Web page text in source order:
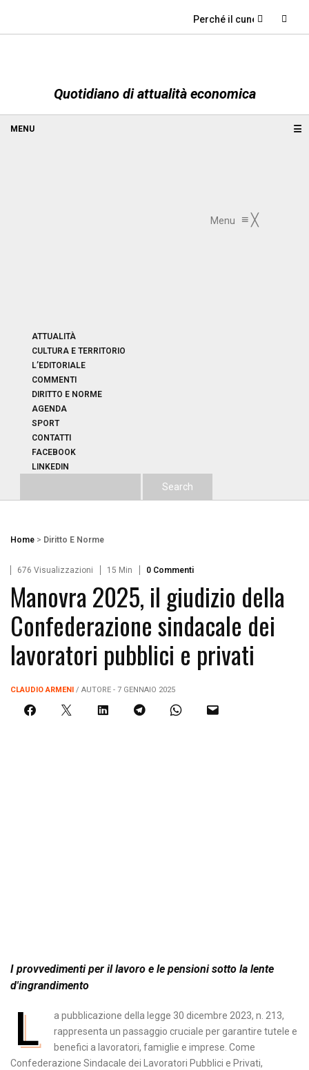
Perché il cuneo fiscale
Quotidiano di attualità economica
Menu ≡ ╳
ATTUALITÀ
CULTURA E TERRITORIO
L’EDITORIALE
COMMENTI
DIRITTO E NORME
AGENDA
SPORT
CONTATTI
FACEBOOK
LINKEDIN
☰
Home > Diritto E Norme
676 Visualizzazioni 15 Min 0 Commenti
Manovra 2025, il giudizio della
Confederazione sindacale dei
lavoratori pubblici e privati
CLAUDIO ARMENI / AUTORE - 7 GENNAIO 2025
I provvedimenti per il lavoro e le pensioni sotto la lente
d'ingrandimento
L
a pubblicazione della legge 30 dicembre 2023, n. 213,
rappresenta un passaggio cruciale per garantire tutele e
benefici a lavoratori, famiglie e imprese. Come
Confederazione Sindacale dei Lavoratori Pubblici e Privati,